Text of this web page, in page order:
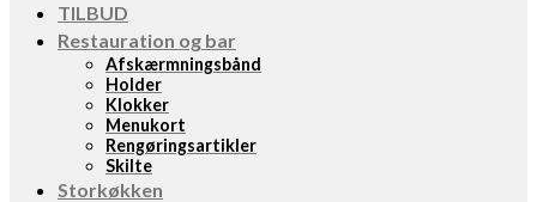
TILBUD
Restauration og bar
Afskærmningsbånd
Holder
Klokker
Menukort
Rengøringsartikler
Skilte
Storkøkken